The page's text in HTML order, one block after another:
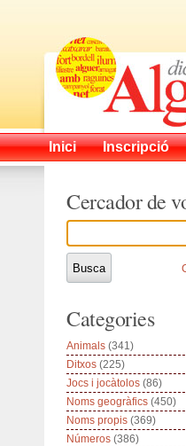
Inici Inscripció
Cercador de
Categories
Animals (341)
Ditxos (225)
Jocs i jocàtolos (86)
Noms geogràfics (450)
Noms propis (369)
Números (386)